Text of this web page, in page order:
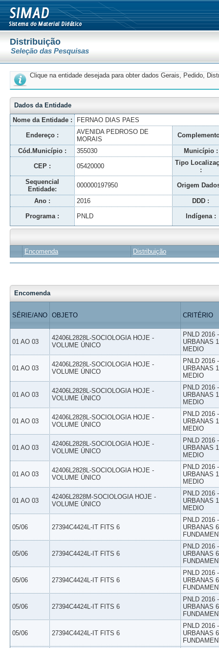
Distribuição
Seleção das Pesquisas
Clique na entidade desejada para obter dados Gerais, Pedido,
Dados da Entidade
Nome da Entidade :
FERNAO DIAS PAES
Endereço :
AVENIDA PEDROSO DE
MORAIS
Cód.Município : 355030 Município :
CEP : 05420000
Tipo
:
Sequencial
Entidade:
000000197950 Origem
Ano : 2016 DDD :
Programa : PNLD Indígena :
Encomenda Distribuição
Encomenda
SÉRIE/ANO OBJETO CRITÉRIO
01 AO 03
42406L2828L-SOCIOLOGIA HOJE -
VOLUME ÚNICO
PNLD 2016
URBANAS
MEDIO
01 AO 03
42406L2828L-SOCIOLOGIA HOJE -
VOLUME ÚNICO
PNLD 2016
URBANAS
MEDIO
01 AO 03
42406L2828L-SOCIOLOGIA HOJE -
VOLUME ÚNICO
PNLD 2016
URBANAS
MEDIO
01 AO 03
42406L2828L-SOCIOLOGIA HOJE -
VOLUME ÚNICO
PNLD 2016
URBANAS
MEDIO
01 AO 03
42406L2828L-SOCIOLOGIA HOJE -
VOLUME ÚNICO
PNLD 2016
URBANAS
MEDIO
01 AO 03
42406L2828L-SOCIOLOGIA HOJE -
VOLUME ÚNICO
PNLD 2016
URBANAS
MEDIO
01 AO 03
42406L2828M-SOCIOLOGIA HOJE -
VOLUME ÚNICO
PNLD 2016
URBANAS
MEDIO
05/06 27394C4424L-IT FITS 6
PNLD 2016
URBANAS
05/06 27394C4424L-IT FITS 6
PNLD 2016
URBANAS
05/06 27394C4424L-IT FITS 6
PNLD 2016
URBANAS
05/06 27394C4424L-IT FITS 6
PNLD 2016
URBANAS
05/06 27394C4424L-IT FITS 6
PNLD 2016
URBANAS